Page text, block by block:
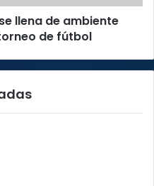
llena de ambiente
de fútbol